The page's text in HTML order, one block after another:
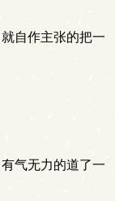
自作主张的把一
气无力的道了一